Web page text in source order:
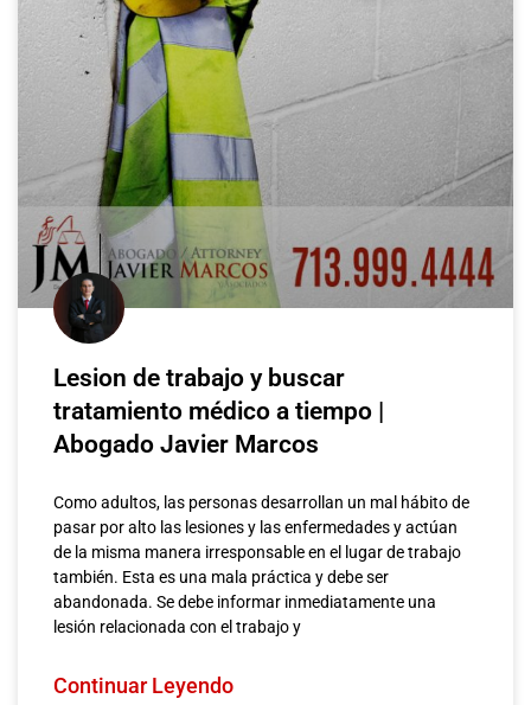
Lesion de trabajo y buscar
tratamiento médico a tiempo |
Abogado Javier Marcos
Como adultos, las personas desarrollan un mal hábito de
pasar por alto las lesiones y las enfermedades y actúan
de la misma manera irresponsable en el lugar de trabajo
también. Esta es una mala práctica y debe ser
abandonada. Se debe informar inmediatamente una
lesión relacionada con el trabajo y
Continuar Leyendo